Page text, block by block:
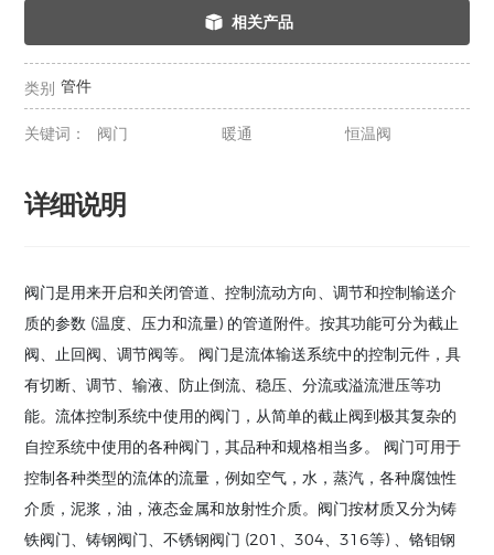
相关产品
类别 管件
关键词： 阀门 暖通 恒温阀
详细说明
阀门是用来开启和关闭管道、控制流动方向、调节和控制输送介
质的参数 (温度、压力和流量) 的管道附件。按其功能可分为截止
阀、止回阀、调节阀等。 阀门是流体输送系统中的控制元件，具
有切断、调节、输液、防止倒流、稳压、分流或溢流泄压等功
能。流体控制系统中使用的阀门，从简单的截止阀到极其复杂的
自控系统中使用的各种阀门，其品种和规格相当多。 阀门可用于
控制各种类型的流体的流量，例如空气，水，蒸汽，各种腐蚀性
介质，泥浆，油，液态金属和放射性介质。阀门按材质又分为铸
铁阀门、铸钢阀门、不锈钢阀门 (201、304、316等) 、铬钼钢